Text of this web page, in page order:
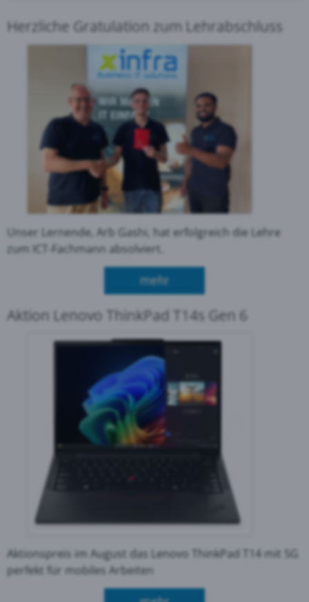
Herzliche Gratulation zum Lehrabschluss
Unser Lernende, Arb Gashi, hat erfolgreich die Lehre
zum ICT-Fachmann absolviert.
mehrüber Herzliche
Aktion Lenovo ThinkPad T14s Gen 6
Aktionspreis im August das Lenovo ThinkPad T14 mit 5G
perfekt für mobiles Arbeiten